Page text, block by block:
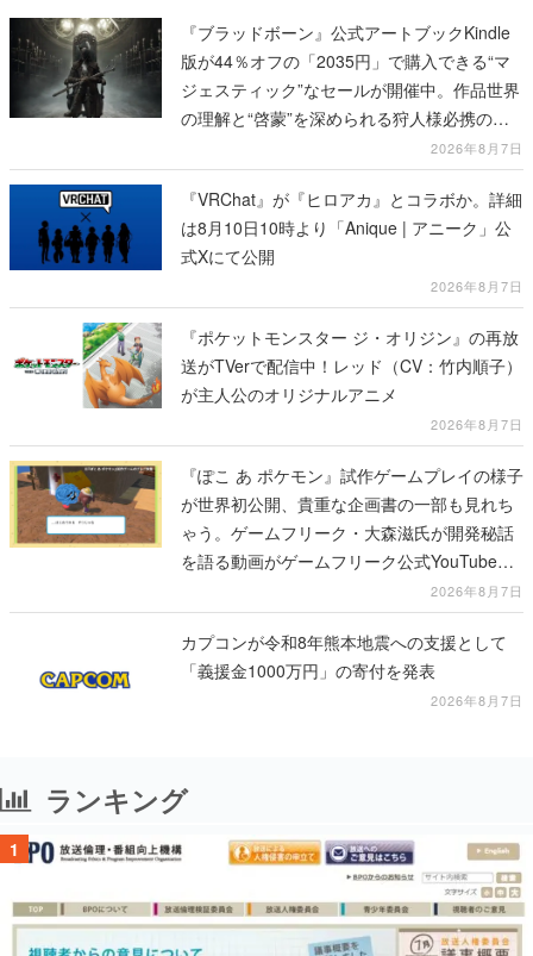
『ブラッドボーン』公式アートブックKindle
版が44％オフの「2035円」で購入できる“マ
ジェスティック”なセールが開催中。作品世界
の理解と“啓蒙”を深められる狩人様必携の一
2026年8月7日
『VRChat』が『ヒロアカ』とコラボか。詳細
は8月10日10時より「Anique | アニーク」公
式Xにて公開
2026年8月7日
『ポケットモンスター ジ・オリジン』の再放
送がTVerで配信中！レッド（CV：竹内順子）
が主人公のオリジナルアニメ
2026年8月7日
『ぽこ あ ポケモン』試作ゲームプレイの様子
が世界初公開、貴重な企画書の一部も見れち
ゃう。ゲームフリーク・大森滋氏が開発秘話
を語る動画がゲームフリーク公式YouTubeで
2026年8月7日
カプコンが令和8年熊本地震への支援として
「義援金1000万円」の寄付を発表
2026年8月7日
ランキング
1